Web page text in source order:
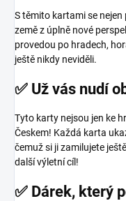
S těmito kartami se
země z úplně nové
provedou po hradech,
ještě nikdy neviděli.
✅ Už vás nudí
Tyto karty nejsou jen ke
Českem! Každá karta
čemuž si ji zamilujete
další výletní cíl!
✅ Dárek, který